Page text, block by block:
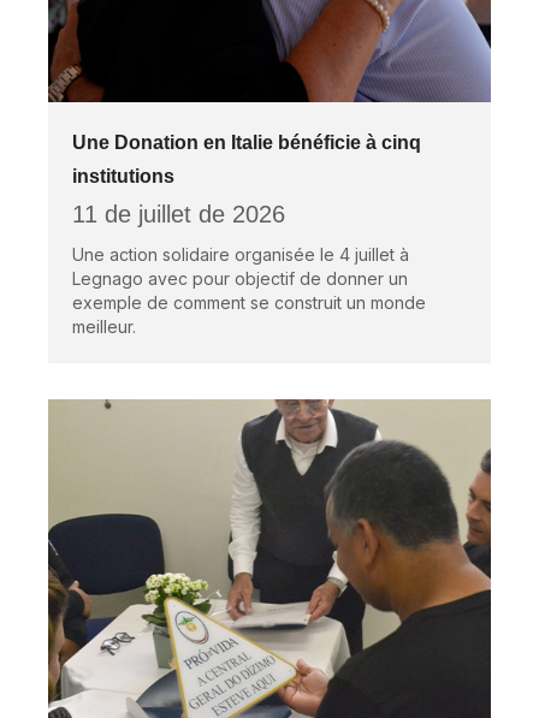
Une Donation en Italie bénéficie à cinq
institutions
11 de juillet de 2026
Une action solidaire organisée le 4 juillet à
Legnago avec pour objectif de donner un
exemple de comment se construit un monde
meilleur.